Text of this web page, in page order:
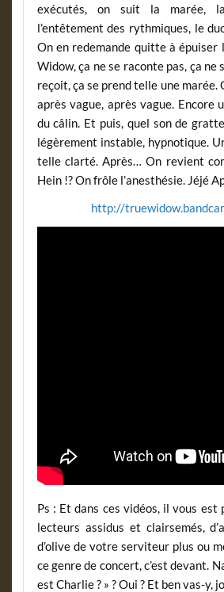
exécutés, on suit la marée,
l’entêtement des rythmiques, le
On en redemande quitte à épuiser
Widow, ça ne se raconte pas, ça ne
reçoit, ça se prend telle une marée.
après vague, après vague. Encore
du câlin. Et puis, quel son de
légèrement instable, hypnotique.
telle clarté. Après… On revient
Hein !? On frôle l’anesthésie. Jéjé
http://
Ps : Et dans ces vidéos, il vous est
lecteurs assidus et clairsemés,
d’olive de votre serviteur plus ou
ce genre de concert, c’est devant.
est Charlie ? » ? Oui ? Et ben vas-y,